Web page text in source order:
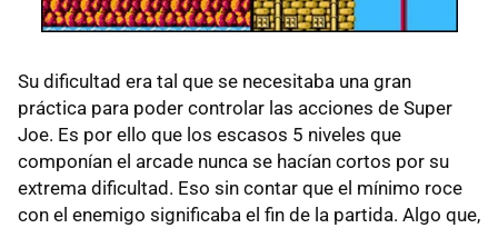
Su dificultad era tal que se necesitaba una gran
práctica para poder controlar las acciones de Super
Joe. Es por ello que los escasos 5 niveles que
componían el arcade nunca se hacían cortos por su
extrema dificultad. Eso sin contar que el mínimo roce
con el enemigo significaba el fin de la partida. Algo que,